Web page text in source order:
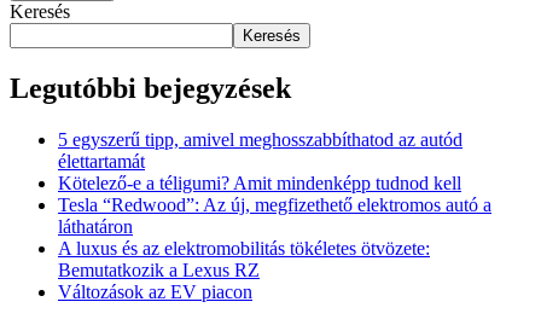
Keresés
Keresés
Legutóbbi bejegyzések
5 egyszerű tipp, amivel meghosszabbíthatod az autód
élettartamát
Kötelező-e a téligumi? Amit mindenképp tudnod kell
Tesla “Redwood”: Az új, megfizethető elektromos autó a
láthatáron
A luxus és az elektromobilitás tökéletes ötvözete:
Bemutatkozik a Lexus RZ
Változások az EV piacon